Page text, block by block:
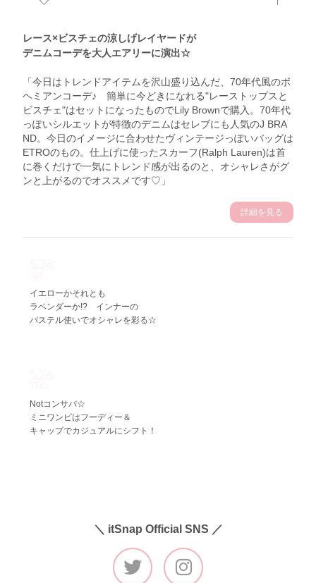
レース×ビスチェの涼しげレイヤードが
デニムコーデを大人エアリーに演出☆
「今日はトレンドアイテムを沢山盛り込んだ、70年代風のボ
ヘミアンコーデ♪ 簡単に今どきになれる"レーストップスと
ビスチェ"はセットになったものでLily Brownで購入。70年代
っぽいシルエットが特徴のデニムはセレブにも人気のJ BRA
ND。今日のイメージに合わせたヴィンテージっぽいバッグは
ETROのもの。仕上げに使ったスカーフ(Ralph Lauren)は首
に巻くだけで一気にトレンド感が出るのと、オシャレさがグ
ンと上がるのでオススメです♡」
詳細を見る
5.28
イエローかそれとも
ラベンダーか!? インナーの
パステル使いでオシャレを彩る☆
5.26
Notコンサバ☆
ミニワンピはフーディー＆
キャップでカジュアルにシフト！
＼ itSnap Official SNS ／